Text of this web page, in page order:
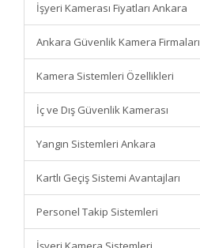
İşyeri Kamerası Fiyatları Ankara
Ankara Güvenlik Kamera Firmaları
Kamera Sistemleri Özellikleri
İç ve Dış Güvenlik Kamerası
Yangın Sistemleri Ankara
Kartlı Geçiş Sistemi Avantajları
Personel Takip Sistemleri